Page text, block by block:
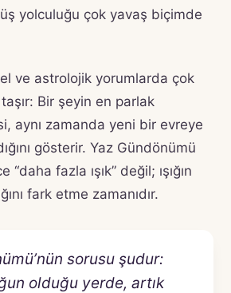
yolculuğu çok yavaş biçimde
ve astrolojik yorumlarda çok
Bir şeyin en parlak
aynı zamanda yeni bir evreye
gösterir. Yaz Gündönümü
fazla ışık” değil; ışığın
fark etme zamanıdır.
sorusu şudur:
olduğu yerde, artık